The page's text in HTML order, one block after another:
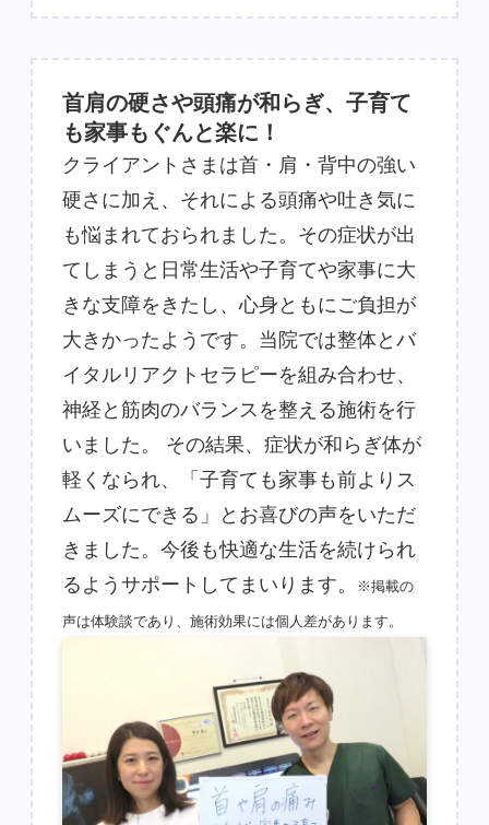
首肩の硬さや頭痛が和らぎ、子育て
も家事もぐんと楽に！
クライアントさまは首・肩・背中の強い
硬さに加え、それによる頭痛や吐き気に
も悩まれておられました。その症状が出
てしまうと日常生活や子育てや家事に大
きな支障をきたし、心身ともにご負担が
大きかったようです。当院では整体とバ
イタルリアクトセラピーを組み合わせ、
神経と筋肉のバランスを整える施術を行
いました。 その結果、症状が和らぎ体が
軽くなられ、「子育ても家事も前よりス
ムーズにできる」とお喜びの声をいただ
きました。今後も快適な生活を続けられ
るようサポートしてまいります。
※掲載の
声は体験談であり、施術効果には個人差があります。